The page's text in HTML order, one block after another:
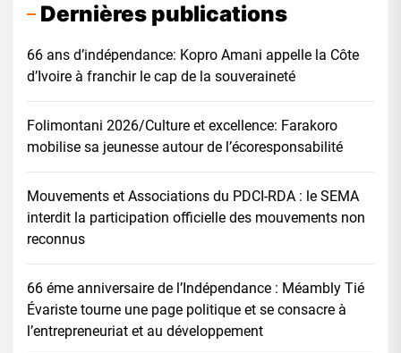
Dernières publications
66 ans d’indépendance: Kopro Amani appelle la Côte
d’Ivoire à franchir le cap de la souveraineté
Folimontani 2026/Culture et excellence: Farakoro
mobilise sa jeunesse autour de l’écoresponsabilité
Mouvements et Associations du PDCI-RDA : le SEMA
interdit la participation officielle des mouvements non
reconnus
66 éme anniversaire de l’Indépendance : Méambly Tié
Évariste tourne une page politique et se consacre à
l’entrepreneuriat et au développement